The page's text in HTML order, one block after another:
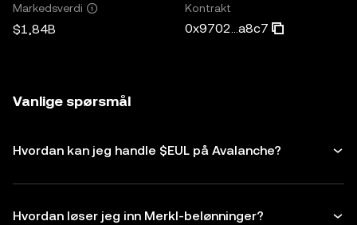
Markedsverdi
$1,84B
Kontrakt
0x9702...a8c7
Vanlige spørsmål
Hvordan kan jeg handle $EUL på Avalanche?
Hvordan løser jeg inn Merkl-belønninger?